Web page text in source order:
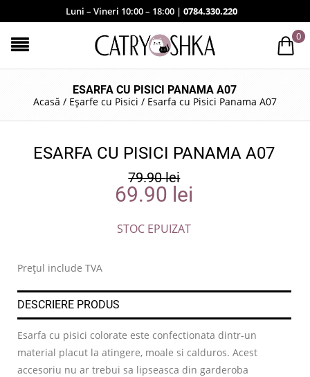
Luni – Vineri 10:00 – 18:00 | 0784.330.220
0
ESARFA CU PISICI PANAMA A07
Acasă / Eșarfe cu Pisici / Esarfa cu Pisici Panama A07
ESARFA CU PISICI PANAMA A07
79.90lei
69.90 lei
STOC EPUIZAT
Prețul include TVA
DESCRIERE PRODUS
Esarfa cu pisici colorate este confectionata dintr-un
material placut la atingere, moale si calduros. Acest
accesoriu nu ar trebui sa lipseasca din garderoba